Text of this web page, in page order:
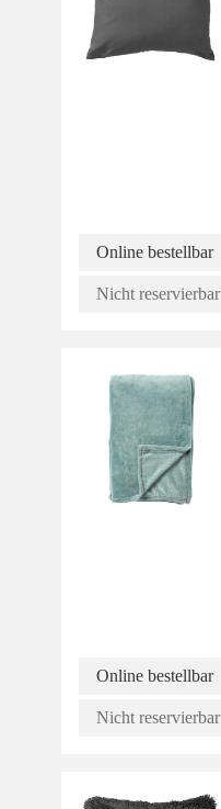
Online bestellbar
Nicht reservierbar
Online bestellbar
Nicht reservierbar